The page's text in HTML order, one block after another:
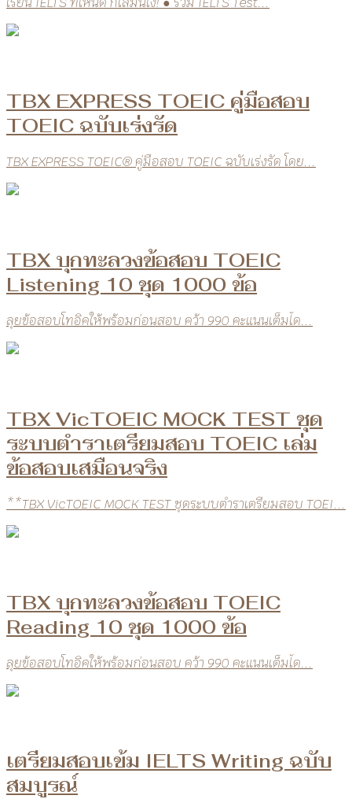
TBX EXPRESS TOEIC คู่มือสอบ
TOEIC ฉบับเร่งรัด
TBX EXPRESS TOEIC® คู่มือสอบ TOEIC ฉบับเร่งรัด โดย...
TBX บุกทะลวงข้อสอบ TOEIC
Listening 10 ชุด 1000 ข้อ
ลุยข้อสอบโทอิคให้พร้อมก่อนสอบ คว้า 990 คะแนนเต็มได...
TBX VicTOEIC MOCK TEST ชุด
ระบบตำราเตรียมสอบ TOEIC เล่ม
ข้อสอบเสมือนจริง
**TBX VicTOEIC MOCK TEST ชุดระบบตำราเตรียมสอบ TOEI...
TBX บุกทะลวงข้อสอบ TOEIC
Reading 10 ชุด 1000 ข้อ
ลุยข้อสอบโทอิคให้พร้อมก่อนสอบ คว้า 990 คะแนนเต็มได...
เตรียมสอบเข้ม IELTS Writing ฉบับ
สมบูรณ์